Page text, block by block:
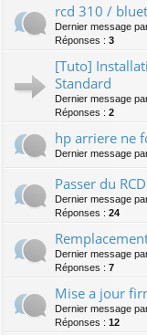
rcd 310 /
Dernier message
Réponses : 3
[Tuto]
Standard
Dernier message
Réponses : 2
hp arriere ne
Dernier message
Passer du
Dernier message
Réponses : 24
Dernier message
Réponses : 7
Mise a jour
Dernier message
Réponses : 12